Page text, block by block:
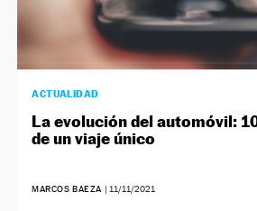
ACTUALIDAD
La evolución del automóvil:
de un viaje único
MARCOS BAEZA | 11/11/2021